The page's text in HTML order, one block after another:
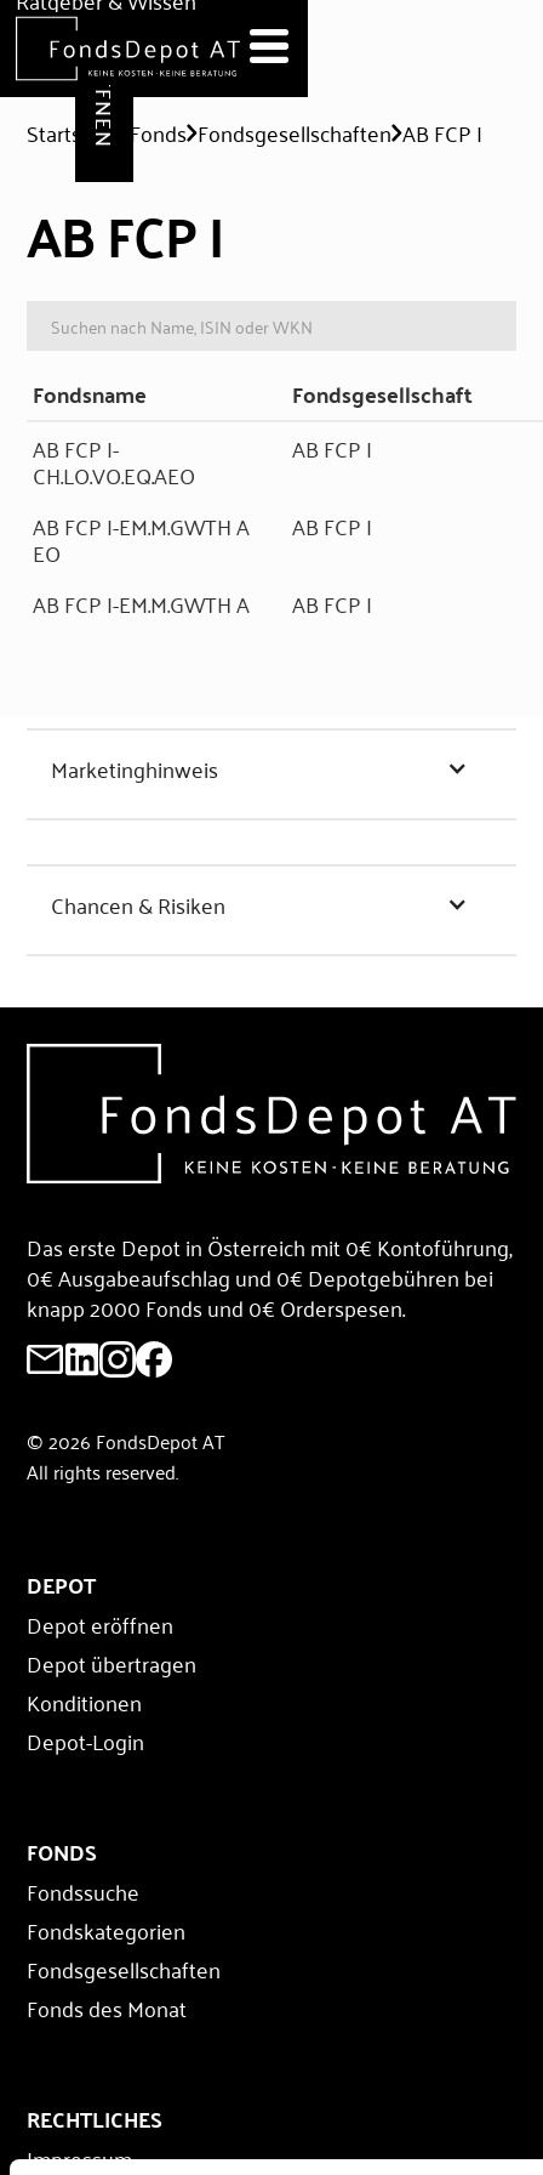
Hilfe & Formulare
DEPOT ERÖFFNEN
Startseite Fonds Fondsgesellschaften AB FCP I
AB FCP I
Fondsname Fondsgesellschaft
AB FCP I-
CH.LO.VO.EQ.AEO
AB FCP I
AB FCP I-EM.M.GWTH A
EO
AB FCP I
AB FCP I-EM.M.GWTH A
AB FCP I
Marketinghinweis
Chancen & Risiken
Das erste Depot in Österreich mit 0€ Kontoführung,
0€ Ausgabeaufschlag und 0€ Depotgebühren bei
knapp 2000 Fonds und 0€ Orderspesen.
© 2026 FondsDepot AT
All rights reserved.
DEPOT
Depot eröffnen
Depot übertragen
Konditionen
Depot-Login
FONDS
Fondssuche
Fondskategorien
Fondsgesellschaften
Fonds des Monat
RECHTLICHES
Impressum